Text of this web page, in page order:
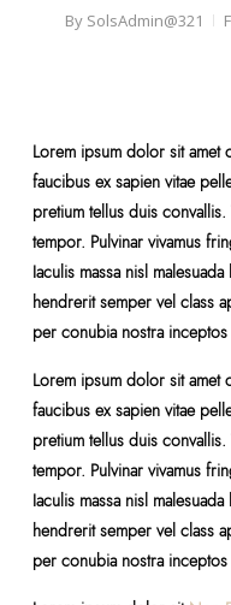
By SolsAdmin@321
Lorem ipsum dolor sit
faucibus ex sapien vitae
pretium tellus duis
tempor. Pulvinar vivamus
Iaculis massa nisl
hendrerit semper vel class
per conubia nostra inceptos
Lorem ipsum dolor sit
faucibus ex sapien vitae
pretium tellus duis
tempor. Pulvinar vivamus
Iaculis massa nisl
hendrerit semper vel class
per conubia nostra inceptos